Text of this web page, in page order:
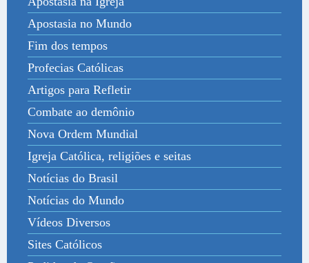
Apostasia no Mundo
Fim dos tempos
Profecias Católicas
Artigos para Refletir
Combate ao demônio
Nova Ordem Mundial
Igreja Católica, religiões e seitas
Notícias do Brasil
Notícias do Mundo
Vídeos Diversos
Sites Católicos